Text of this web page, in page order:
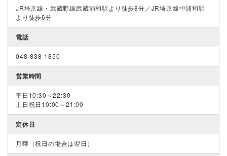
JR埼京線・武蔵野線武蔵浦和駅より徒歩8分／JR埼京線中浦和駅
より徒歩6分
電話
048-838-1850
営業時間
平日10:30～22:30
土日祝日10:00～21:00
定休日
月曜（祝日の場合は翌日）